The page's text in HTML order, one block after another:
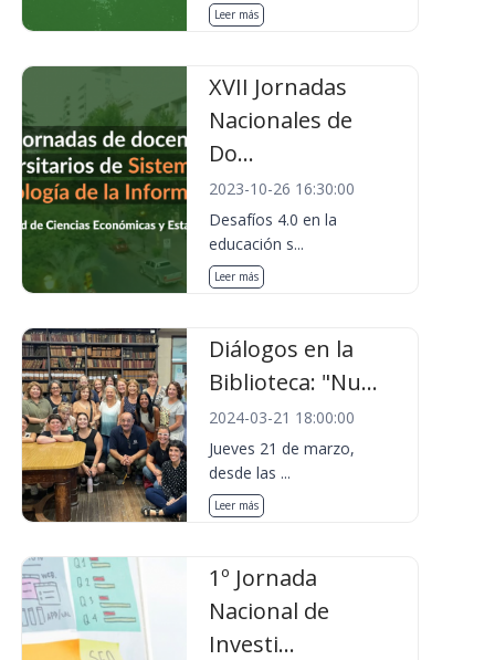
Leer más
XVII Jornadas
Nacionales de
Do...
2023-10-26 16:30:00
Desafíos 4.0 en la
educación s...
Leer más
Diálogos en la
Biblioteca: "Nu...
2024-03-21 18:00:00
Jueves 21 de marzo,
desde las ...
Leer más
1º Jornada
Nacional de
Investi...